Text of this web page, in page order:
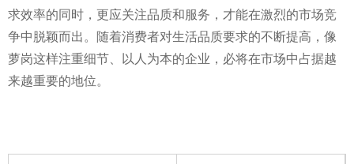
求效率的同时，更应关注品质和服务，才能在激烈的市场竞
争中脱颖而出。随着消费者对生活品质要求的不断提高，像
萝岗这样注重细节、以人为本的企业，必将在市场中占据越
来越重要的地位。